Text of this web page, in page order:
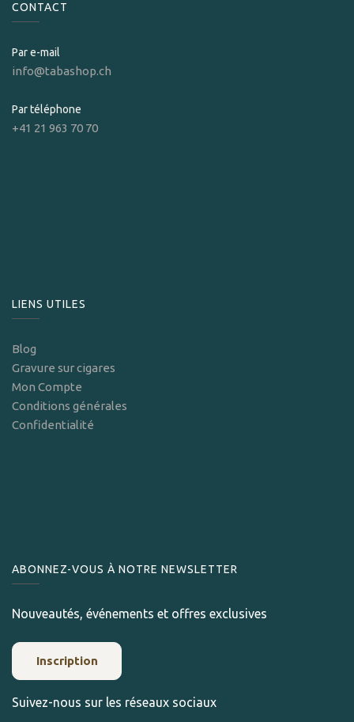
CONTACT
Par e-mail
info@tabashop.ch
Par téléphone
+41 21 963 70 70
LIENS UTILES
Blog
Gravure sur cigares
Mon Compte
Conditions générales
Confidentialité
ABONNEZ-VOUS À NOTRE NEWSLETTER
Nouveautés, événements et offres exclusives
Inscription
Suivez-nous sur les réseaux sociaux